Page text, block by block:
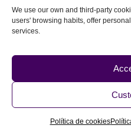
We use our own and third-party
users' browsing habits, offer
services.
Política de cookies
Certificación
Legal notice and conditions